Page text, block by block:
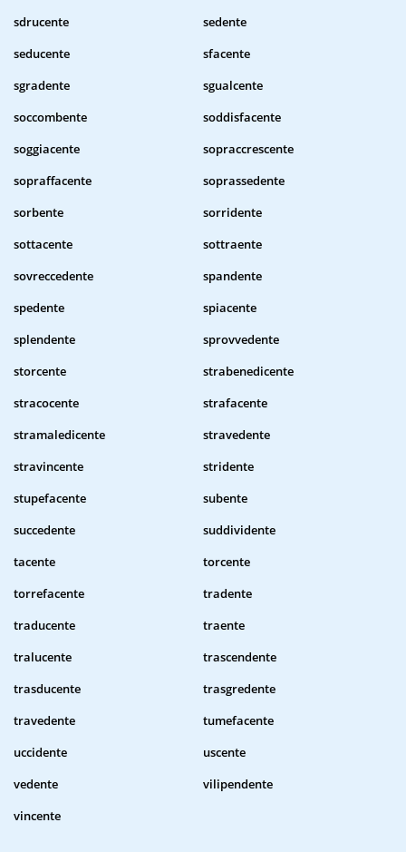
sdrucente
sedente
seducente
sfacente
sgradente
sgualcente
soccombente
soddisfacente
soggiacente
sopraccrescente
sopraffacente
soprassedente
sorbente
sorridente
sottacente
sottraente
sovreccedente
spandente
spedente
spiacente
splendente
sprovvedente
storcente
strabenedicente
stracocente
strafacente
stramaledicente
stravedente
stravincente
stridente
stupefacente
subente
succedente
suddividente
tacente
torcente
torrefacente
tradente
traducente
traente
tralucente
trascendente
trasducente
trasgredente
travedente
tumefacente
uccidente
uscente
vedente
vilipendente
vincente